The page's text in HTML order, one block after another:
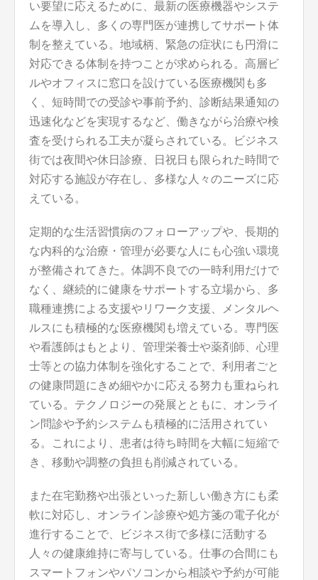
い要望に応えるために、最新の医療機器やシステ
ムを導入し、多くの専門医が連携してサポート体
制を整えている。地域柄、緊急の症状にも円滑に
対応できる体制を持つことが求められる。高層ビ
ルやオフィスに窓口を設けている医療機関も多
く、短時間での受診や事前予約、診断結果通知の
迅速化などを実現するなど、働きながら治療や検
査を受けられる工夫が凝らされている。ビジネス
街では夜間や休日診療、日祝日も限られた時間で
対応する施設が存在し、多様な人々のニーズに応
えている。
定期的な生活習慣病のフォローアップや、長期的
な内科的な治療・管理が必要な人にも心強い環境
が整備されてきた。体調不良での一時利用だけで
なく、継続的に健康をサポートする立場から、多
職種連携による支援やリワーク支援、メンタルヘ
ルスにも積極的な医療機関も増えている。専門医
や看護師はもとより、管理栄養士や薬剤師、心理
士等との協力体制を強化することで、利用者ごと
の健康問題にきめ細やかに応える努力も重ねられ
ている。テクノロジーの発展とともに、オンライ
ン問診や予約システムも積極的に活用されてい
る。これにより、患者は待ち時間を大幅に短縮で
き、移動や調整の負担も削減されている。
また在宅勤務や出張といった新しい働き方にも柔
軟に対応し、オンライン診療や処方箋の電子化が
進行することで、ビジネス街で多様に活動する
人々の健康維持に寄与している。仕事の合間にも
スマートフォンやパソコンから相談や予約が可能